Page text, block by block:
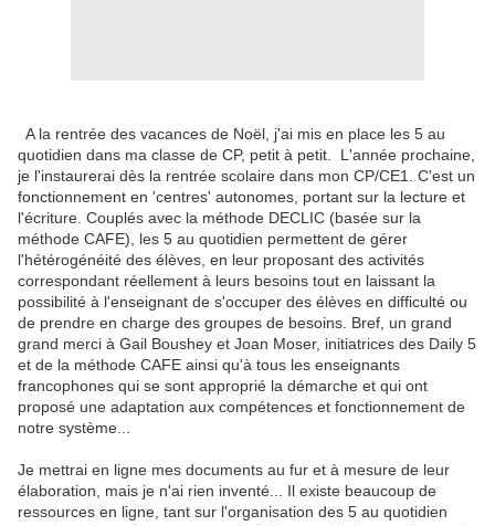
A la rentrée des vacances de Noël, j'ai mis en place les 5 au
quotidien dans ma classe de CP, petit à petit. L'année prochaine,
je l'instaurerai dès la rentrée scolaire dans mon CP/CE1. C'est un
fonctionnement en 'centres' autonomes, portant sur la lecture et
l'écriture. Couplés avec la méthode DECLIC (basée sur la
méthode CAFE), les 5 au quotidien permettent de gérer
l'hétérogénéité des élèves, en leur proposant des activités
correspondant réellement à leurs besoins tout en laissant la
possibilité à l'enseignant de s'occuper des élèves en difficulté ou
de prendre en charge des groupes de besoins. Bref, un grand
grand merci à Gail Boushey et Joan Moser, initiatrices des Daily 5
et de la méthode CAFE ainsi qu'à tous les enseignants
francophones qui se sont approprié la démarche et qui ont
proposé une adaptation aux compétences et fonctionnement de
notre système...
Je mettrai en ligne mes documents au fur et à mesure de leur
élaboration, mais je n'ai rien inventé... Il existe beaucoup de
ressources en ligne, tant sur l'organisation des 5 au quotidien